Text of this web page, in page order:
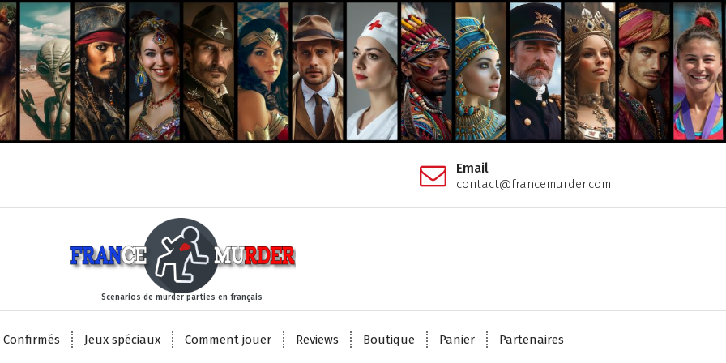
Email
contact@francemurder.com
Scenarios de murder parties en français
Jeux spéciaux Comment jouer Reviews Boutique Panier Partenaires